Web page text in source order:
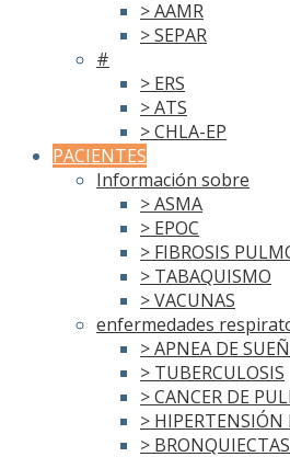
> AAMR
> SEPAR
#
> ERS
> ATS
> CHLA-EP
PACIENTES
Información sobre
> ASMA
> EPOC
> FIBROSIS
> TABAQUISMO
> VACUNAS
enfermedades
> APNEA DE
> TUBERCULOSIS
> CANCER DE
>
>